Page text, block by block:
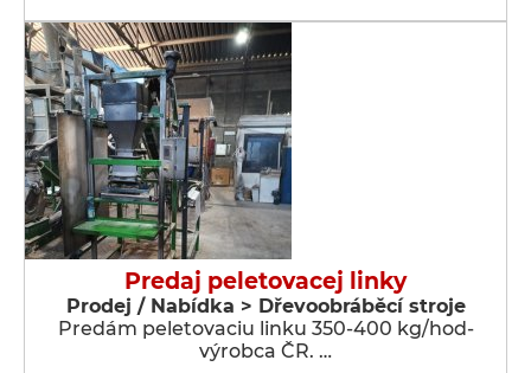
Predaj peletovacej linky
Prodej / Nabídka > Dřevoobráběcí stroje
Predám peletovaciu linku 350-400 kg/hod-
výrobca ČR. …